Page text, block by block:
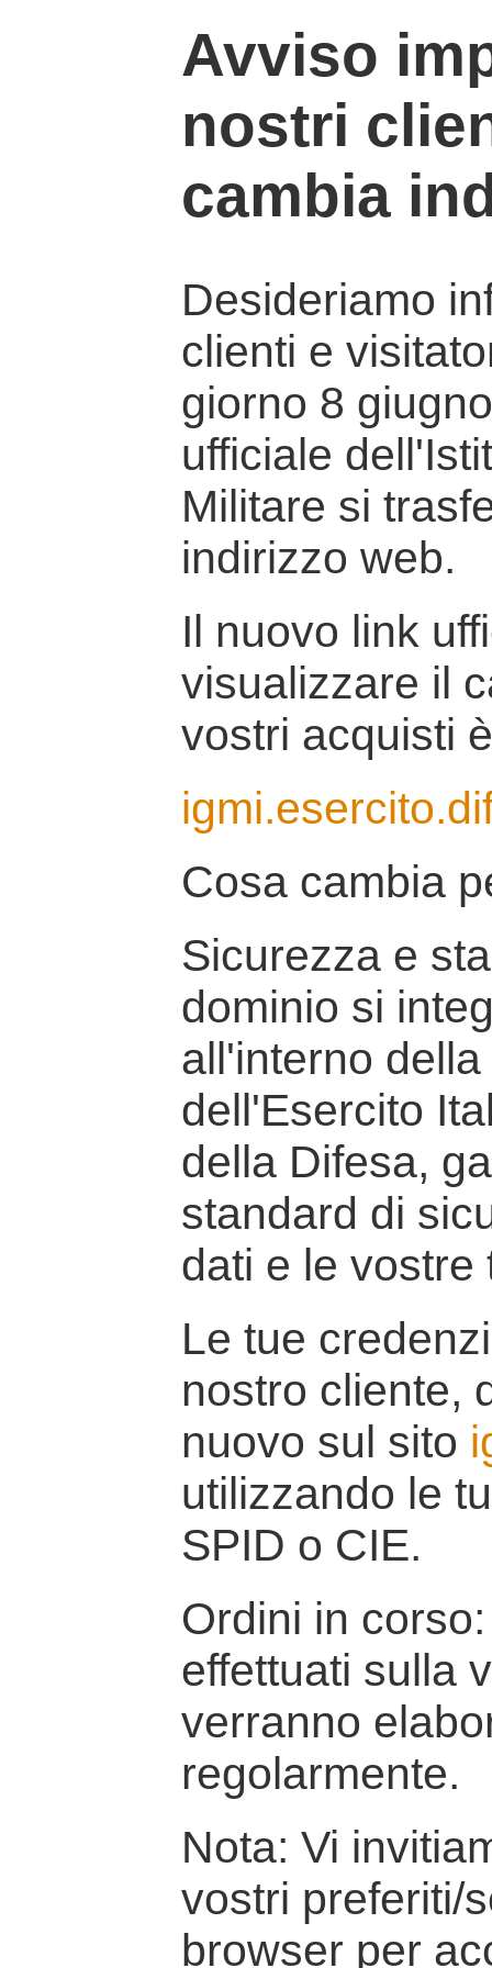
Avviso
nostri
cambia
Desideriamo
clienti e
giorno 8
ufficiale
Militare si
indirizzo web.
Il nuovo link
visualizzare il
vostri acquisti
Cosa cambia
Sicurezza e
dominio si
all'interno
dell'Esercito
della Difesa,
standard di
dati e le vostre
Le tue
nostro cliente,
nuovo sul sito
utilizzando le
SPID o CIE.
Ordini in
effettuati sulla
verranno
regolarmente.
Nota: Vi
vostri preferiti/
browser per